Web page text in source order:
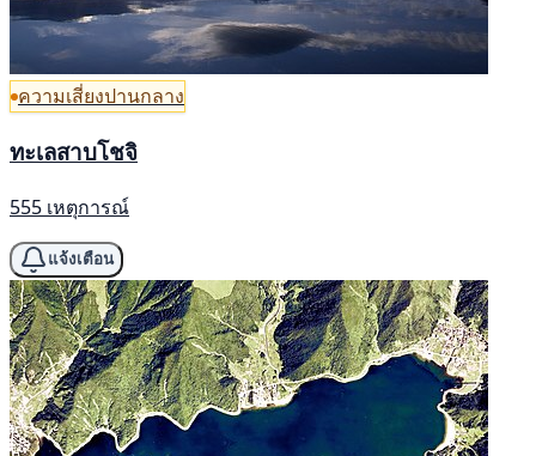
ความเสี่ยงปานกลาง
ทะเลสาบโชจิ
555 เหตุการณ์
แจ้งเตือน